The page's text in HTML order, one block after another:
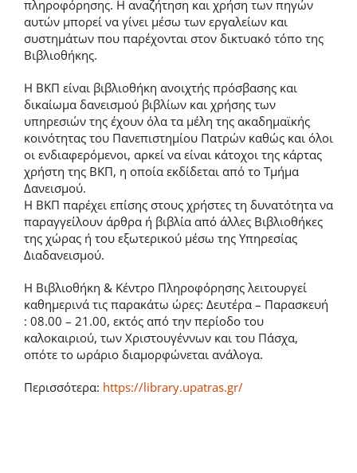
πληροφόρησης. Η αναζήτηση και χρήση των πηγών
αυτών μπορεί να γίνει μέσω των εργαλείων και
συστημάτων που παρέχονται στον δικτυακό τόπο της
Βιβλιοθήκης.
Η ΒΚΠ είναι βιβλιοθήκη ανοιχτής πρόσβασης και
δικαίωμα δανεισμού βιβλίων και χρήσης των
υπηρεσιών της έχουν όλα τα μέλη της ακαδημαϊκής
κοινότητας του Πανεπιστημίου Πατρών καθώς και όλοι
οι ενδιαφερόμενοι, αρκεί να είναι κάτοχοι της κάρτας
χρήστη της ΒΚΠ, η οποία εκδίδεται από το Τμήμα
Δανεισμού.
Η ΒΚΠ παρέχει επίσης στους χρήστες τη δυνατότητα να
παραγγείλουν άρθρα ή βιβλία από άλλες Βιβλιοθήκες
της χώρας ή του εξωτερικού μέσω της Υπηρεσίας
Διαδανεισμού.
Η Βιβλιοθήκη & Κέντρο Πληροφόρησης λειτουργεί
καθημερινά τις παρακάτω ώρες: Δευτέρα – Παρασκευή
: 08.00 – 21.00, εκτός από την περίοδο του
καλοκαιριού, των Χριστουγέννων και του Πάσχα,
οπότε το ωράριο διαμορφώνεται ανάλογα.
Περισσότερα: https://library.upatras.gr/